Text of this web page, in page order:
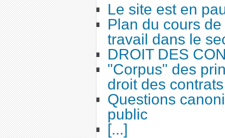
Le site est en
Plan du cours
travail dans le
DROIT DES
"Corpus" des
droit des
Questions
public
[...]